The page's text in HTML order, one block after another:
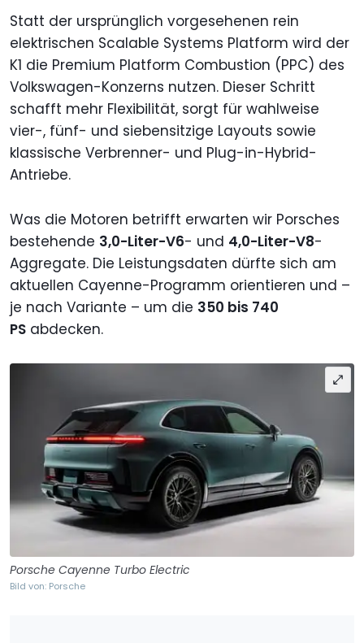
Statt der ursprünglich vorgesehenen rein
elektrischen Scalable Systems Platform wird der
K1 die Premium Platform Combustion (PPC) des
Volkswagen-Konzerns nutzen. Dieser Schritt
schafft mehr Flexibilität, sorgt für wahlweise
vier-, fünf- und siebensitzige Layouts sowie
klassische Verbrenner- und Plug-in-Hybrid-
Antriebe.
Was die Motoren betrifft erwarten wir Porsches
bestehende 3,0-Liter-V6- und 4,0-Liter-V8-
Aggregate. Die Leistungsdaten dürfte sich am
aktuellen Cayenne-Programm orientieren und –
je nach Variante – um die 350 bis 740
PS abdecken.
Porsche Cayenne Turbo Electric
Bild von: Porsche